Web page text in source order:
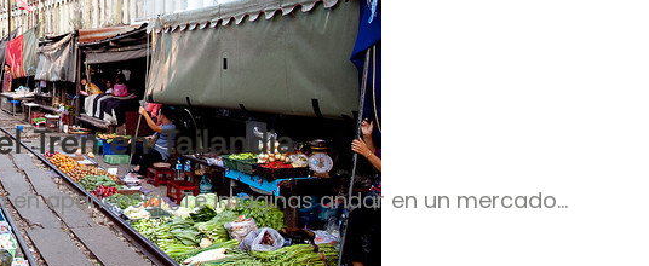
Tren en Tailandia
apariencia ¿Te imaginas andar en un mercado…